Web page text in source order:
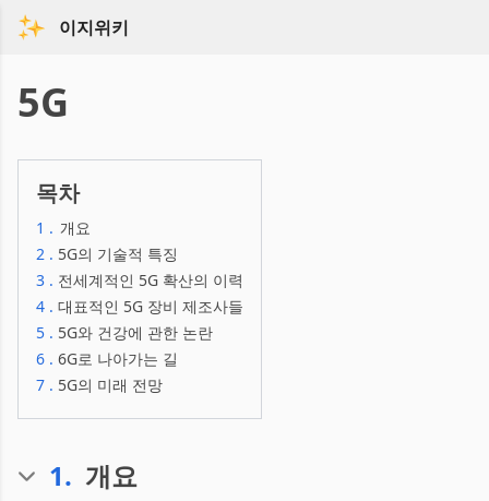
이지위키
5G
목차
1 . 개요
2 . 5G의 기술적 특징
3 . 전세계적인 5G 확산의 이력
4 . 대표적인 5G 장비 제조사들
5 . 5G와 건강에 관한 논란
6 . 6G로 나아가는 길
7 . 5G의 미래 전망
1. 개요